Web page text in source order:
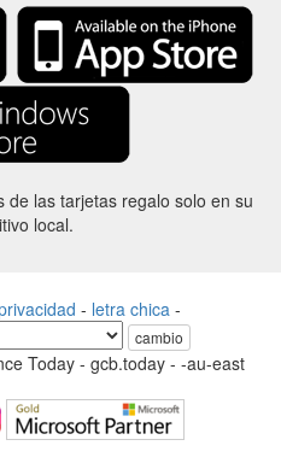
de las tarjetas regalo solo en su
local.
- letra chica -
cambio
Today - gcb.today - -au-east